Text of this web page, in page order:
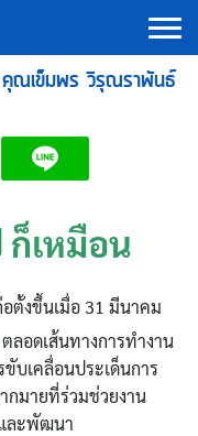
ณเข็มพร วิรุณราพันธ์
เหมือน
ตั้งขึ้นเมื่อ 31 มีนาคม
อดเส้นทางการทำงาน
บเคลื่อนประเด็นการ
กมายที่ร่วมช่วยงาน
ละพัฒนา